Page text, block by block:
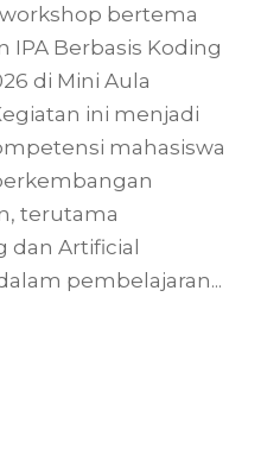
bertema
IPA Berbasis Koding
di Mini Aula
ini menjadi
mahasiswa
terutama
dan Artificial
pembelajaran...